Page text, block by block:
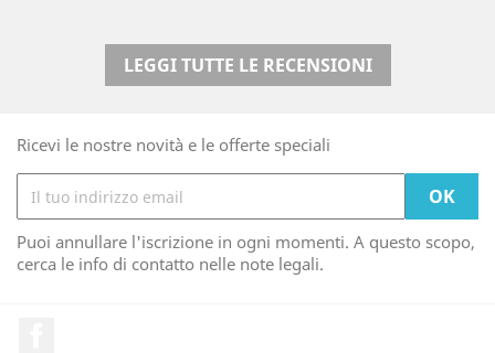
LEGGI TUTTE LE RECENSIONI
Ricevi le nostre novità e le offerte speciali
Puoi annullare l'iscrizione in ogni momenti. A questo scopo,
cerca le info di contatto nelle note legali.